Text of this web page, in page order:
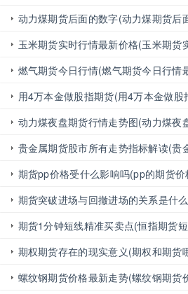
的增仓数据呢)
动力煤期货后面的数字(动力煤期货后
意思)
玉米期货实时行情最新价格(玉米期货
新价格表)
燃气期货今日行情(燃气期货今日行情
用4万本金做股指期货(用4万本金做股
吗)
动力煤夜盘期货行情走势图(动力煤夜
走势图最新)
贵金属期货股市所有走势指标解读(贵
市所有走势指标解读图)
期货pp价格受什么影响吗(pp的期货价
期货突破进场与回撤进场的关系是什
进场与回撤进场的关系是什么意思)
期货1分钟短线精准买卖点(恒指期货
巧大全)
期权期货存在的现实意义(期权和期货
大)
螺纹钢期货价格最新走势(螺纹钢期货